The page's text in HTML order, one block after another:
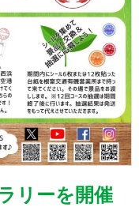
リーを開催